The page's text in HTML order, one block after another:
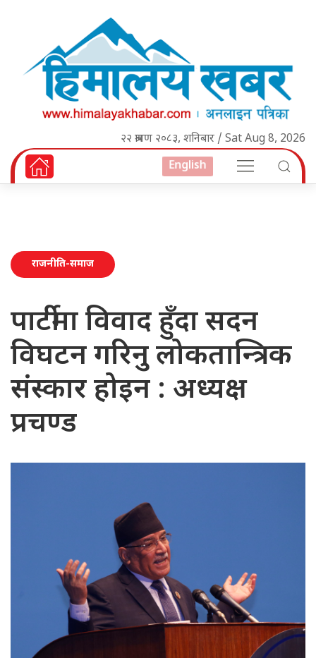
२२ श्रावण २०८३, शनिबार / Sat Aug 8, 2026
English
राजनीति-समाज
पार्टीमा विवाद हुँदा सदन
विघटन गरिनु लोकतान्त्रिक
संस्कार होइन : अध्यक्ष
प्रचण्ड